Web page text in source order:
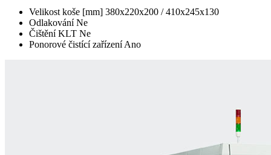
Velikost koše [mm] 380x220x200 / 410x245x130
Odlakování Ne
Čištění KLT Ne
Ponorové čistící zařízení Ano